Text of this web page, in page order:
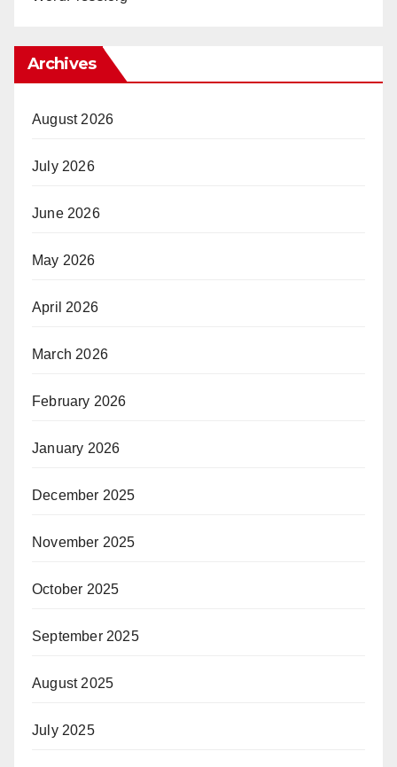
Archives
August 2026
July 2026
June 2026
May 2026
April 2026
March 2026
February 2026
January 2026
December 2025
November 2025
October 2025
September 2025
August 2025
July 2025